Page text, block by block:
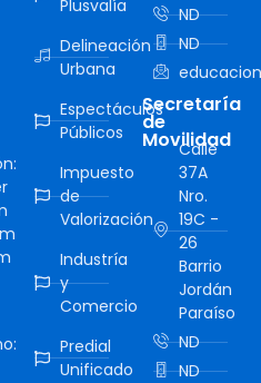
Plusvalía
Delineación
Urbana
Espectáculos
Públicos
Impuesto
de
Valorización
Industría
y
Comercio
Predial
Unificado
ND
ND
Secretaría
de
Movilidad
Calle
37A
Nro.
19C -
26
Barrio
Jordán
Paraíso
ND
ND